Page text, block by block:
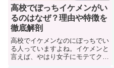
高校でぼっちイケメンがい
るのはなぜ？理由や特徴を
徹底解剖
高校でイケメンなのにぼっちでい
る人っていますよね。イケメンと
言えば、やはり女子にモテてクラ